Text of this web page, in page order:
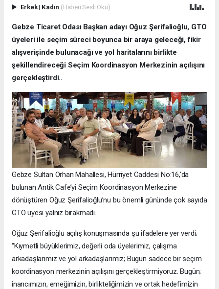
Erkek| Kadın (Haberi Sesli Oku)
Gebze Ticaret Odası Başkan adayı Oğuz Şerifalioğlu, GTO
üyeleri ile seçim süreci boyunca bir araya geleceği, fikir
alışverişinde bulunacağı ve yol haritalarını birlikte
şekillendireceği Seçim Koordinasyon Merkezinin açılışını
gerçekleştirdi..
Gebze Sultan Orhan Mahallesi, Hürriyet Caddesi No:16,’da
bulunan Antik Cafe’yi Seçim Koordinasyon Merkezine
dönüştüren Oğuz Şerifalioğlu’nu bu önemli gününde çok sayıda
GTO üyesi yalnız bırakmadı..
Oğuz Şerifalioğlu açılış konuşmasında şu ifadelere yer verdi;
“Kıymetli büyüklerimiz, değerli oda üyelerimiz, çalışma
arkadaşlarımız ve yol arkadaşlarımız; Bugün sadece bir seçim
koordinasyon merkezinin açılışını gerçekleştirmiyoruz. Bugün;
inancımızın, emeğimizin, birlikteliğimizin ve ortak hedefimizin